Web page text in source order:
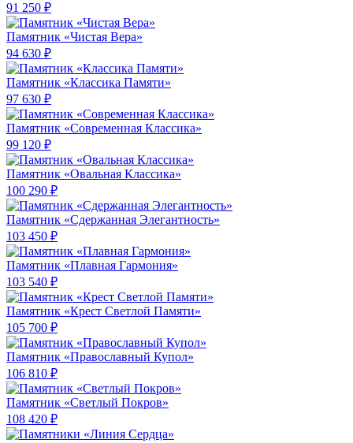
91 250 ₽
Памятник «Чистая Вера»
94 630 ₽
Памятник «Классика Памяти»
97 630 ₽
Памятник «Современная Классика»
99 120 ₽
Памятник «Овальная Классика»
100 290 ₽
Памятник «Сдержанная Элегантность»
103 450 ₽
Памятник «Плавная Гармония»
103 540 ₽
Памятник «Крест Светлой Памяти»
105 700 ₽
Памятник «Православный Купол»
106 810 ₽
Памятник «Светлый Покров»
108 420 ₽